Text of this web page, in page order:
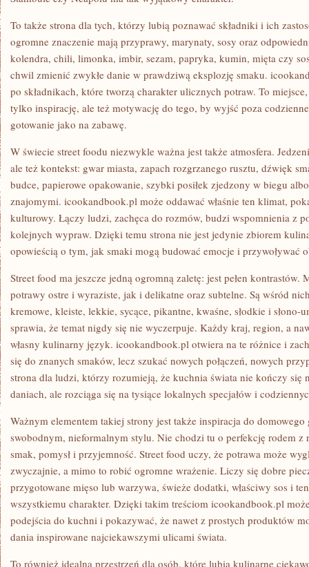
To także strona dla tych, którzy lubią poznawać składniki i ich
ogromne znaczenie mają przyprawy, marynaty, sosy oraz
kolendra, chili, limonka, imbir, sezam, papryka, kumin, mięta czy
chwil zmienić zwykłe danie w prawdziwą eksplozję smaku.
po składnikach, które tworzą charakter ulicznych potraw. To
tylko inspirację, ale też motywację do tego, by wyjść poza
gotowanie jako na zabawę.
W świecie street foodu niezwykle ważna jest także atmosfera.
ale też kontekst: gwar miasta, zapach rozgrzanego rusztu, dźwięk
budce, papierowe opakowanie, szybki posiłek zjedzony w biegu
znajomymi. icookandbook.pl może oddawać właśnie ten klimat,
kulturowy. Łączy ludzi, zachęca do rozmów, budzi wspomnienia z
kolejnych wypraw. Dzięki temu strona nie jest jedynie zbiorem
opowieścią o tym, jak smaki mogą budować emocje i przywoływać
Street food ma jeszcze jedną ogromną zaletę: jest pełen
potrawy ostre i wyraziste, jak i delikatne oraz subtelne. Są wśród
kremowe, kleiste, lekkie, sycące, pikantne, kwaśne, słodkie i słono-
sprawia, że temat nigdy się nie wyczerpuje. Każdy kraj, region, a
własny kulinarny język. icookandbook.pl otwiera na te różnice i
się do znanych smaków, lecz szukać nowych połączeń, nowych
strona dla ludzi, którzy rozumieją, że kuchnia świata nie kończy się
daniach, ale rozciąga się na tysiące lokalnych specjałów i
Ważnym elementem takiej strony jest także inspiracja do
swobodnym, nieformalnym stylu. Nie chodzi tu o perfekcję rodem z
smak, pomysł i przyjemność. Street food uczy, że potrawa może
zwyczajnie, a mimo to robić ogromne wrażenie. Liczy się dobre
przygotowane mięso lub warzywa, świeże dodatki, właściwy sos i
wszystkiemu charakter. Dzięki takim treściom icookandbook.pl
podejścia do kuchni i pokazywać, że nawet z prostych produktów
dania inspirowane najciekawszymi ulicami świata.
To również idealna przestrzeń dla osób, które lubią kulinarne